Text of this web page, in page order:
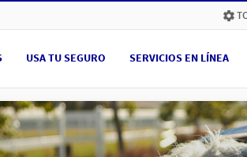
USA TU SEGURO SERVICIOS EN LÍNEA